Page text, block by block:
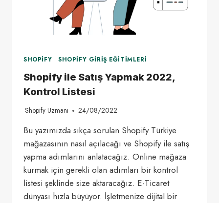
SHOPIFY | SHOPIFY GIRIŞ EĞITIMLERI
Shopify ile Satış Yapmak 2022,
Kontrol Listesi
Shopify Uzmanı 24/08/2022
Bu yazımızda sıkça sorulan Shopify Türkiye
mağazasının nasıl açılacağı ve Shopify ile satış
yapma adımlarını anlatacağız. Online mağaza
kurmak için gerekli olan adımları bir kontrol
listesi şeklinde size aktaracağız. E-Ticaret
dünyası hızla büyüyor. İşletmenize dijital bir